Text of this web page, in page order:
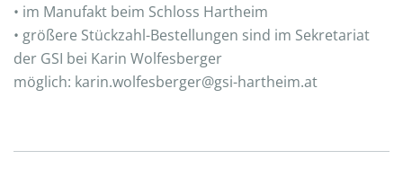
• im Manufakt beim Schloss Hartheim
• größere Stückzahl-Bestellungen sind im Sekretariat
der GSI bei Karin Wolfesberger
möglich: karin.wolfesberger@gsi-hartheim.at